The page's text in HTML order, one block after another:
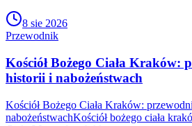
8 sie 2026
Przewodnik
Kościół Bożego Ciała Kraków:
historii i nabożeństwach
Kościół Bożego Ciała Kraków:
nabożeństwachKościół bożego ciała